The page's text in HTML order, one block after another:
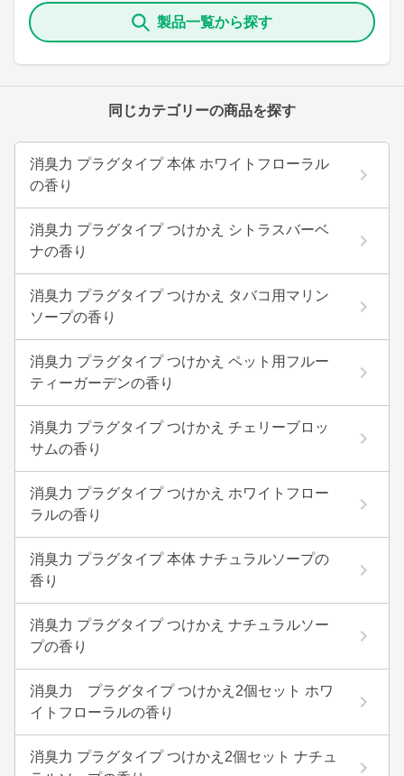
製品一覧から探す
同じカテゴリーの商品を探す
消臭力 プラグタイプ 本体 ホワイトフローラル
の香り
消臭力 プラグタイプ つけかえ シトラスバーベ
ナの香り
消臭力 プラグタイプ つけかえ タバコ用マリン
ソープの香り
消臭力 プラグタイプ つけかえ ペット用フルー
ティーガーデンの香り
消臭力 プラグタイプ つけかえ チェリーブロッ
サムの香り
消臭力 プラグタイプ つけかえ ホワイトフロー
ラルの香り
消臭力 プラグタイプ 本体 ナチュラルソープの
香り
消臭力 プラグタイプ つけかえ ナチュラルソー
プの香り
消臭力 プラグタイプ つけかえ2個セット ホワ
イトフローラルの香り
消臭力 プラグタイプ つけかえ2個セット ナチュ